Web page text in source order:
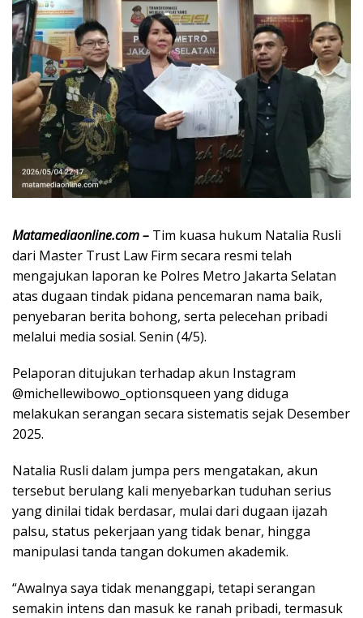
Matamediaonline.com– Tim kuasa hukum Natalia Rusli
dari Master Trust Law Firm secara resmi telah
mengajukan laporan ke Polres Metro Jakarta Selatan
atas dugaan tindak pidana pencemaran nama baik,
penyebaran berita bohong, serta pelecehan pribadi
melalui media sosial. Senin (4/5).
Pelaporan ditujukan terhadap akun Instagram
@michellewibowo_optionsqueen yang diduga
melakukan serangan secara sistematis sejak Desember
2025.
Natalia Rusli dalam jumpa pers mengatakan, akun
tersebut berulang kali menyebarkan tuduhan serius
yang dinilai tidak berdasar, mulai dari dugaan ijazah
palsu, status pekerjaan yang tidak benar, hingga
manipulasi tanda tangan dokumen akademik.
“Awalnya saya tidak menanggapi, tetapi serangan
semakin intens dan masuk ke ranah pribadi, termasuk